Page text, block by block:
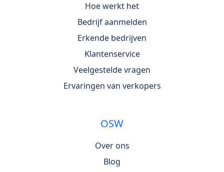
Hoe werkt het
Bedrijf aanmelden
Erkende bedrijven
Klantenservice
Veelgestelde vragen
Ervaringen van verkopers
OSW
Over ons
Blog